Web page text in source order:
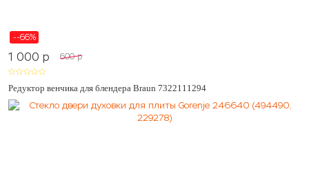
--66%
1 000 p 600 p
Редуктор венчика для блендера Braun 7322111294